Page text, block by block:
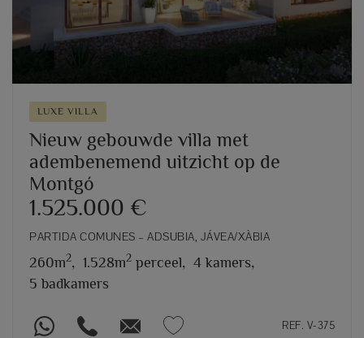
LUXE VILLA
Nieuw gebouwde villa met
adembenemend uitzicht op de
Montgó
1.525.000 €
PARTIDA COMUNES – ADSUBIA, JÁVEA/XÀBIA
260m2, 1.528m2 perceel, 4 kamers,
5 badkamers
REF. V-375